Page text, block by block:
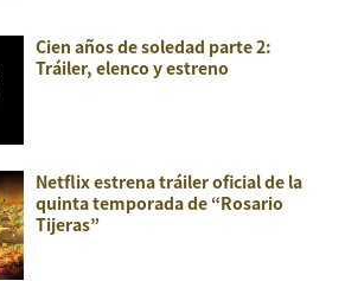
Cien años de soledad parte 2:
Tráiler, elenco y estreno
Netflix estrena tráiler oficial de la
quinta temporada de “Rosario
Tijeras”